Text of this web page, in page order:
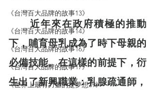
《台灣百大品牌的故事13》
《台灣百大品牌的故事14》
《台灣百大品牌的故事16》
《台灣百大品牌的故事17》
《世界上最有力量的是夢想39》
近年來在政府積極的推動
下，哺育母乳成為了時下母親的
必備技能。在這樣的前提下，衍
生出了新興職業：乳腺疏通師，